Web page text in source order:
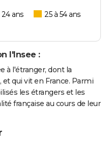
24 ans
25 à 54 ans
l'Insee :
à l'étranger, dont la
qui vit en France. Parmi
les étrangers et les
française au cours de leur